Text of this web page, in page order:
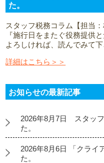
た。
スタッフ税務コラム【担当：
『施行日をまたぐ役務提供と
よろしければ、読んでみて下
詳細はこちら＞＞
お知らせの最新記事
2026年8月7日 スタッ
た。
2026年8月6日 「クライ
た。